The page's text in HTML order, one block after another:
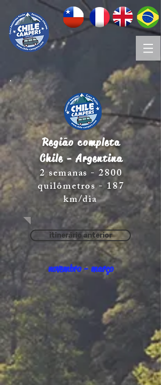
Região completa
Chile - Argentina
2 semanas - 2800
quilômetros - 187
km/dia
itinerário anterior
novembro - março